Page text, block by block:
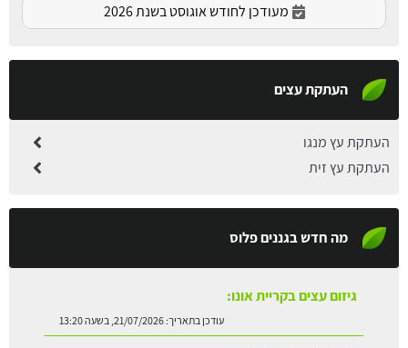
מעודכן לחודש אוגוסט בשנת 2026
העתקת עצים
העתקת עץ מנגו
העתקת עץ זית
מה חדש בגננים פלוס
גיזום עצים בקריית אונו:
עודכן בתאריך:21/07/2026, בשעה 13:20